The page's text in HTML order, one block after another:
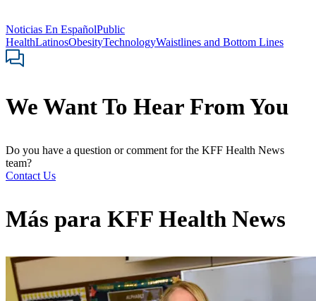
Noticias En EspañolPublic
HealthLatinosObesityTechnologyWaistlines and Bottom Lines
We Want To Hear From You
Do you have a question or comment for the KFF Health News
team?
Contact Us
Más para KFF Health News